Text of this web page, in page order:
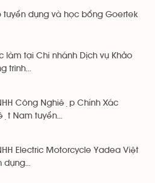
tuyển dụng và học bổng Goertek
làm tại Chi nhánh Dịch vụ Khảo
trình...
Công Nghiệp Chính Xác
Nam tuyển...
Electric Motorcycle Yadea Việt
dụng...